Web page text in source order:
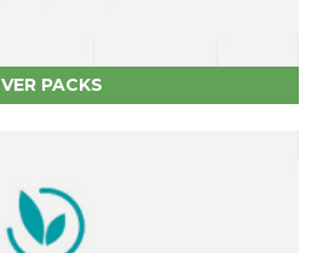
VER PACKS